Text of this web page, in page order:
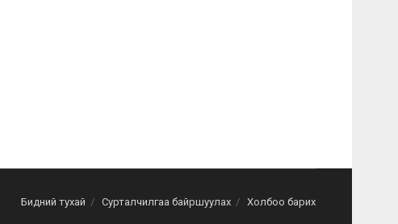
Бидний тухай Сурталчилгаа байршуулах Холбоо барих